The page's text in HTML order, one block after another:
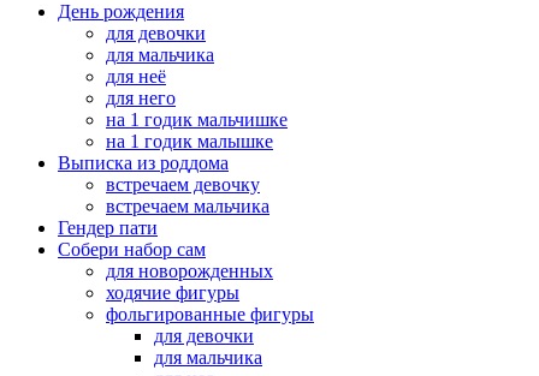
День рождения
для девочки
для мальчика
для неё
для него
на 1 годик мальчишке
на 1 годик малышке
Выписка из роддома
встречаем девочку
встречаем мальчика
Гендер пати
Собери набор сам
для новорожденных
ходячие фигуры
фольгированные фигуры
для девочки
для мальчика